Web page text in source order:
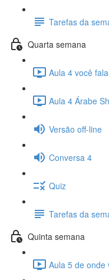
Tarefas da
Quarta semana
Aula 4 você
Aula 4 Árabe
Versão off-line
Conversa 4
Quiz
Tarefas da
Quinta semana
Aula 5 de onde